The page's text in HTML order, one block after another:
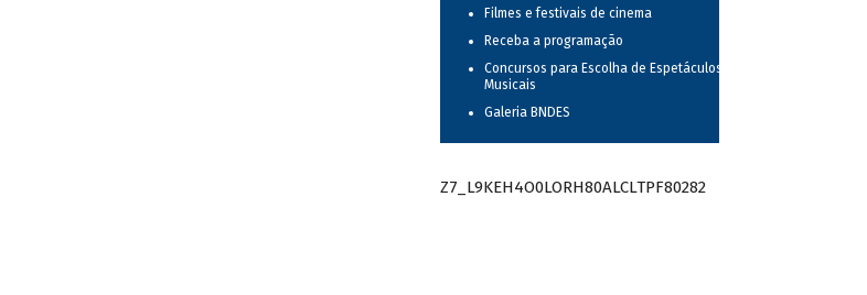
Filmes e festivais de cinema
Receba a programação
Concursos para Escolha de Espetáculos
Musicais
Galeria BNDES
Z7_L9KEH4O0LORH80ALCLTPF80282